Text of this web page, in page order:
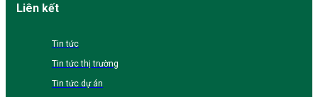
Liên kết
Tin tức
Tin tức thị trường
Tin tức dự án